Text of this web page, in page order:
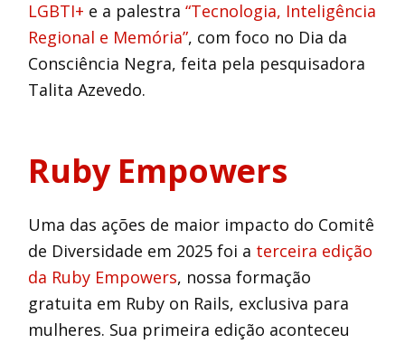
LGBTI+ e a palestra“Tecnologia, Inteligência
Regional e Memória”, com foco no Dia da
Consciência Negra, feita pela pesquisadora
Talita Azevedo.
Ruby Empowers
Uma das ações de maior impacto do Comitê
de Diversidade em 2025 foi a terceira edição
da Ruby Empowers, nossa formação
gratuita em Ruby on Rails, exclusiva para
mulheres. Sua primeira edição aconteceu